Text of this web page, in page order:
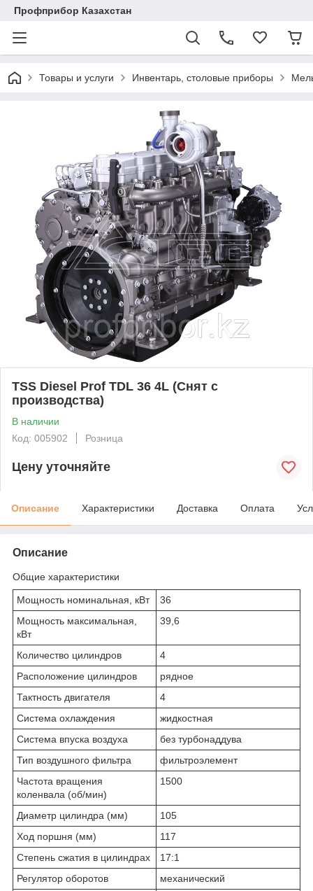
Профприбор Казахстан
Товары и услуги Инвентарь, столовые приборы
TSS Diesel Prof TDL 36 4L (Снят с
производства)
В наличии
Код: 005902
Розница
Цену уточняйте
Описание Характеристики Доставка Оплата
Описание
Общие характеристики
Мощность номинальная, кВт
36
Мощность максимальная,
кВт
39,6
Количество цилиндров
4
Расположение цилиндров
рядное
Тактность двигателя
4
Система охлаждения
жидкостная
Система впуска воздуха
без турбонаддува
Тип воздушного фильтра
фильтроэлемент
Частота вращения
коленвала (об/мин)
1500
Диаметр цилиндра (мм)
105
Ход поршня (мм)
117
Степень сжатия в цилиндрах
17:1
Регулятор оборотов
механический